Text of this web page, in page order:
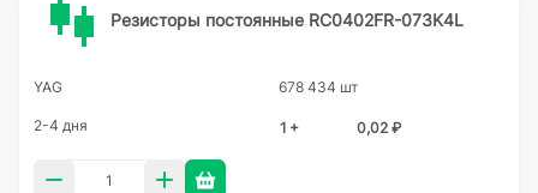
Резисторы постоянные RC0402FR-073K4L
YAG 678 434 шт
2-4 дня 1 + 0,02 ₽